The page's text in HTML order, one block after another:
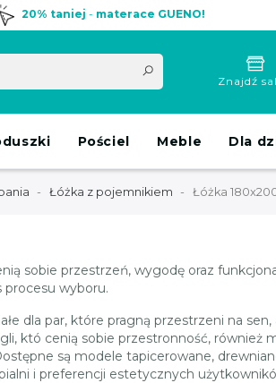
20% taniej - materace GUENO!
Znajdź
Pościel Meble Dla
Łóżka z pojemnikiem Łóżka
sobie przestrzeń, wygodę oraz
wyboru.
dla par, które pragną przestrzeni na
któ cenią sobie przestronność, również
są modele tapicerowane,
i preferencji estetycznych